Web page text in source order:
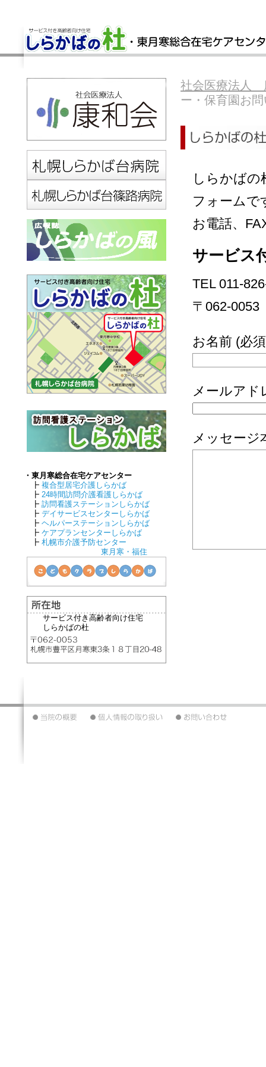
社会医療法人
ー・保育園お
しらかばの
フォームで
お電話、
サービス
TEL 011-
〒062-
お名前 (必
メールアド
メッセージ
・東月寒総合在宅ケアセンター
┣ 複合型居宅介護しらかば
┣ 24時間訪問介護看護しらかば
┣ 訪問看護ステーションしらかば
┣ デイサービスセンターしらかば
┣ ヘルパーステーションしらかば
┣ ケアプランセンターしらかば
┣ 札幌市介護予防センター
東月寒・福住
サービス付き高齢者向け住宅
しらかばの杜